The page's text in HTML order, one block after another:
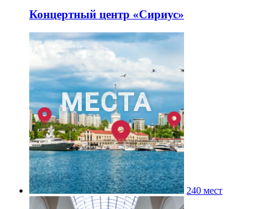
Концертный центр «Сириус»
240 мест